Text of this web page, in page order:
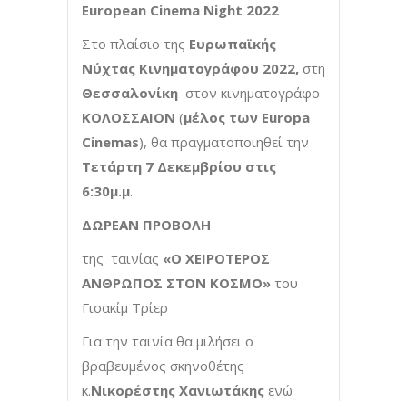
European Cinema Night 2022
Στο πλαίσιο της Ευρωπαϊκής
Νύχτας Κινηματογράφου 2022, στη
Θεσσαλονίκη στον κινηματογράφο
ΚΟΛΟΣΣΑΙΟΝ (μέλος των Europa
Cinemas), θα πραγματοποιηθεί την
Τετάρτη 7 Δεκεμβρίου στις
6:30μ.μ.
ΔΩΡΕΑΝ ΠΡΟΒΟΛΗ
της ταινίας «Ο ΧΕΙΡΟΤΕΡΟΣ
ΑΝΘΡΩΠΟΣ ΣΤΟΝ ΚΟΣΜΟ» του
Γιοακίμ Τρίερ
Για την ταινία θα μιλήσει ο
βραβευμένος σκηνοθέτης
κ.Νικορέστης Χανιωτάκης ενώ